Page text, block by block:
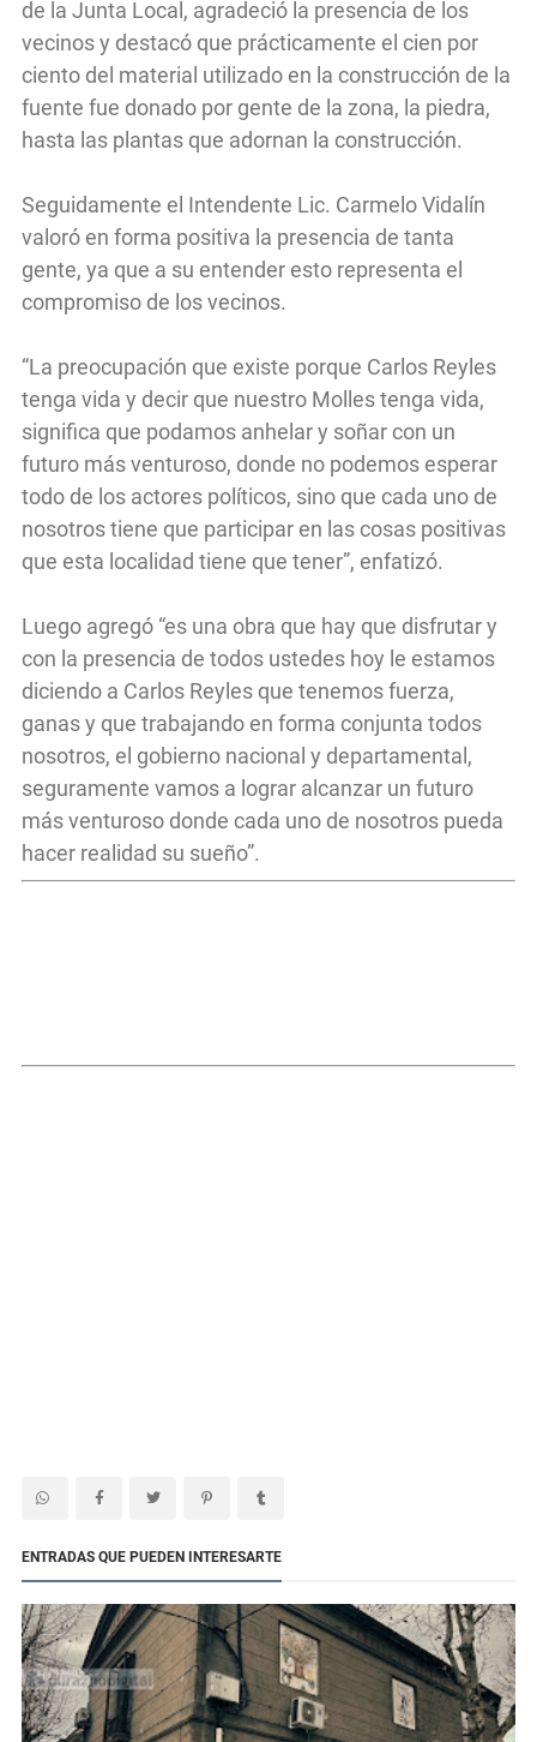
de la Junta Local, agradeció la presencia de los
vecinos y destacó que prácticamente el cien por
ciento del material utilizado en la construcción de la
fuente fue donado por gente de la zona, la piedra,
hasta las plantas que adornan la construcción.
Seguidamente el Intendente Lic. Carmelo Vidalín
valoró en forma positiva la presencia de tanta
gente, ya que a su entender esto representa el
compromiso de los vecinos.
“La preocupación que existe porque Carlos Reyles
tenga vida y decir que nuestro Molles tenga vida,
significa que podamos anhelar y soñar con un
futuro más venturoso, donde no podemos esperar
todo de los actores políticos, sino que cada uno de
nosotros tiene que participar en las cosas positivas
que esta localidad tiene que tener”, enfatizó.
Luego agregó “es una obra que hay que disfrutar y
con la presencia de todos ustedes hoy le estamos
diciendo a Carlos Reyles que tenemos fuerza,
ganas y que trabajando en forma conjunta todos
nosotros, el gobierno nacional y departamental,
seguramente vamos a lograr alcanzar un futuro
más venturoso donde cada uno de nosotros pueda
hacer realidad su sueño”.
ENTRADAS QUE PUEDEN INTERESARTE